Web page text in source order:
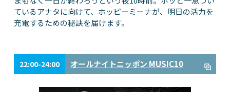
ているアナタに向けて、ホッピーミーナが、明日の活力を
充電するための秘訣を届けます。
22:00-24:00 オールナイトニッポン MUSIC10